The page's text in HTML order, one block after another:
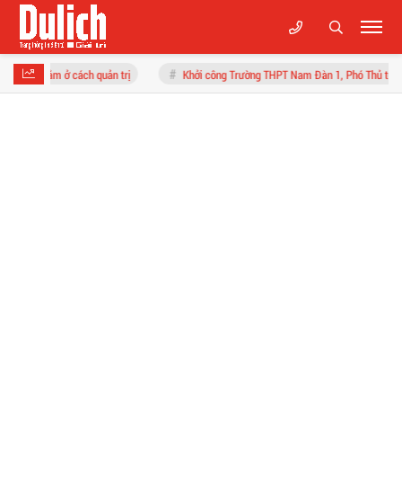
quản trị Khởi công Trường THPT Nam Đàn 1, Phó Thủ tướng Phạm Thị